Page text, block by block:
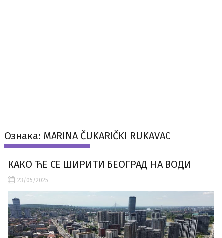
Ознака: MARINA ČUKARIČKI RUKAVAC
КАКО ЋЕ СЕ ШИРИТИ БЕОГРАД НА ВОДИ
23/05/2025